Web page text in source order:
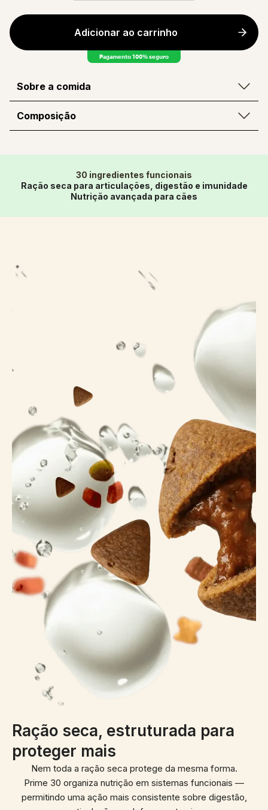
Adicionar ao carrinho
Pagamento 100% seguro
Sobre a comida
Composição
30 ingredientes funcionais
Ração seca para articulações, digestão e imunidade
Nutrição avançada para cães
Ração seca, estruturada para
proteger mais
Nem toda a ração seca protege da mesma forma.
Prime 30 organiza nutrição em sistemas funcionais —
permitindo uma ação mais consistente sobre digestão,